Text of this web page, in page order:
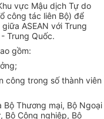
vực Mậu dịch Tự do
công tác liên Bộ) để
ASEAN với Trung
Trung Quốc.
gồm:
công trong số thành viên
Thương mại, Bộ Ngoại
Bộ Công nghiệp, Bộ